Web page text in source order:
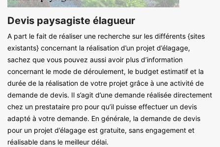
Devis paysagiste élagueur
A part le fait de réaliser une recherche sur les différents {sites
existants} concernant la réalisation d’un projet d’élagage,
sachez que vous pouvez aussi avoir plus d’information
concernant le mode de déroulement, le budget estimatif et la
durée de la réalisation de votre projet grâce à une activité de
demande de devis. Il s’agit d’une demande réalisée directement
chez un prestataire pro pour qu’il puisse effectuer un devis
adapté à votre demande. En générale, la demande de devis
pour un projet d’élagage est gratuite, sans engagement et
réalisable dans le meilleur délai.